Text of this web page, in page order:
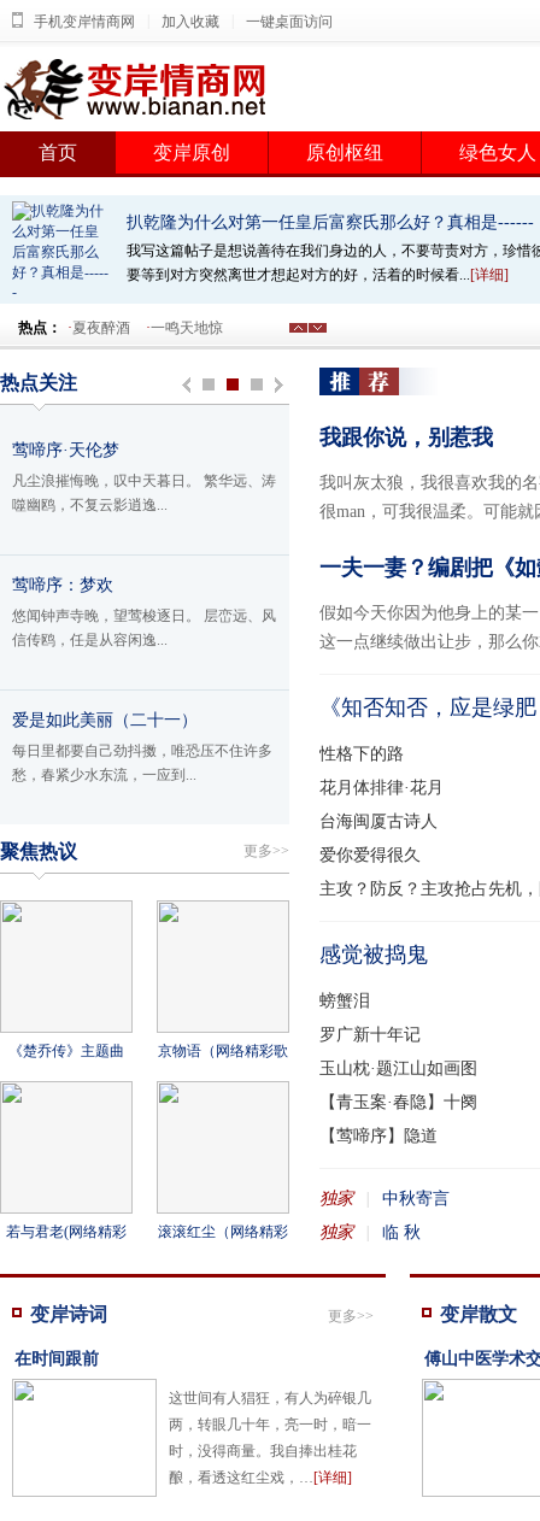
手机变岸情商网 加入收藏 一键桌面访问
首页 变岸原创 原创枢纽 绿色女人
扒乾隆为什么对第一任皇后富察氏那么好？真相是------
我写这篇帖子是想说善待在我们身边的人，不要苛责对方，珍惜
要等到对方突然离世才想起对方的好，活着的时候看...[详细]
热点： ·夏夜醉酒 ·一鸣天地惊
热点关注
莺啼序·天伦梦
凡尘浪摧悔晚，叹中天暮日。 繁华远、涛
噬幽鸥，不复云影逍逸...
莺啼序：梦欢
悠闻钟声寺晚，望莺梭逐日。 层峦远、风
信传鸥，任是从容闲逸...
爱是如此美丽（二十一）
每日里都要自己劲抖擞，唯恐压不住许多
愁，春紧少水东流，一应到...
更多>>
聚焦热议
《楚乔传》主题曲
《望》（热门影视剧
京物语（网络精彩歌
曲推荐9）
若与君老(网络精彩 滚滚红尘（网络精彩
我跟你说，别惹我
我叫灰太狼，我很喜欢我的
很man，可我很温柔。可能就
一夫一妻？编剧把《
假如今天你因为他身上的某
这一点继续做出让步，那么
《知否知否，应是绿肥
性格下的路
花月体排律·花月
台海闽厦古诗人
爱你爱得很久
主攻？防反？主攻抢占先机
感觉被捣鬼
螃蟹泪
罗广新十年记
玉山枕·题江山如画图
【青玉案·春隐】十阕
【莺啼序】隐道
独家 |
中秋寄言
独家
| 临 秋
变岸诗词 更多>>
在时间跟前
这世间有人猖狂，有人为碎银几
两，转眼几十年，亮一时，暗一
时，没得商量。我自捧出桂花
酿，看透这红尘戏，…[详细]
变岸散文
傅山中医学术